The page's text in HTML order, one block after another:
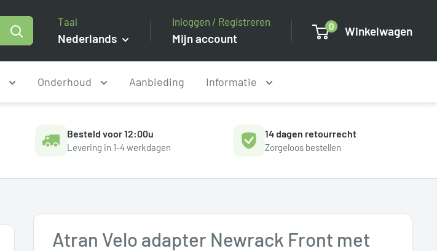
Taal
Nederlands
Inloggen / Registreren
Mijn account
0 Winkelwagen
Onderhoud Aanbieding Informatie
Besteld voor 12:00u
Levering in 1-4 werkdagen
14 dagen retourrecht
Zorgeloos bestellen
Atran Velo adapter Newrack Front met